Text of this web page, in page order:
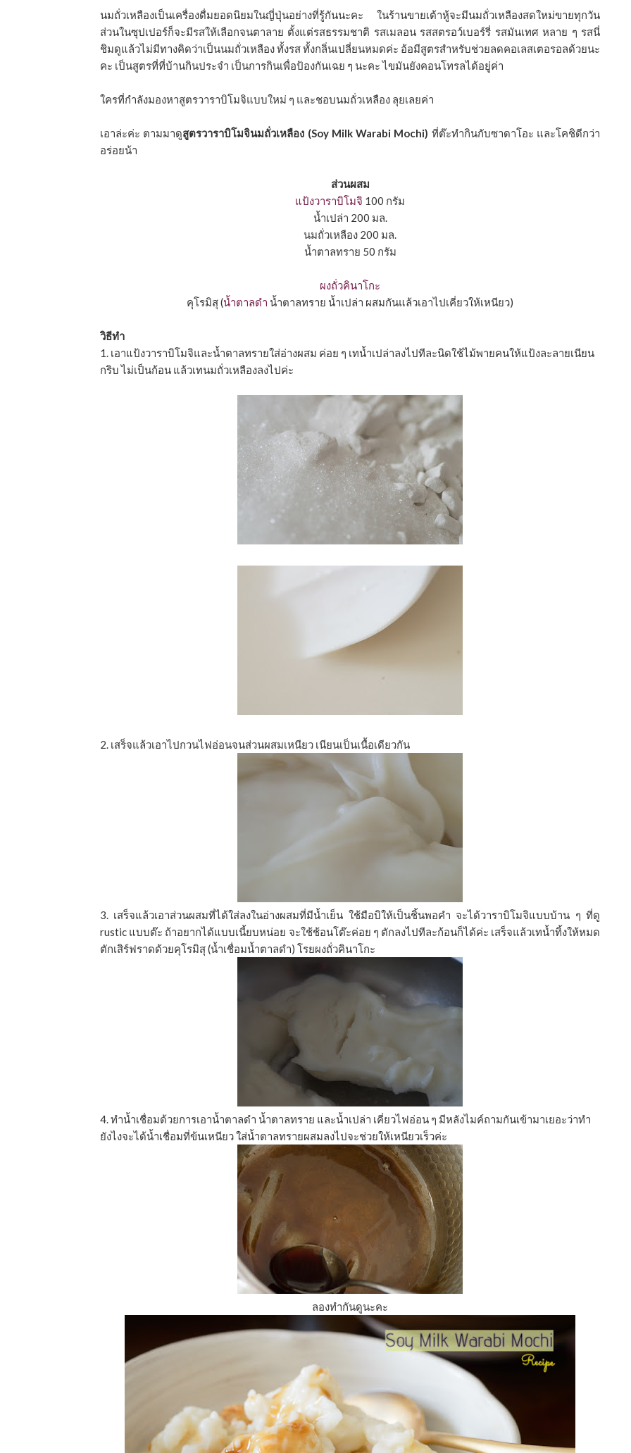
นมถั่วเหลืองเป็นเครื่องดื่มยอดนิยมในญี่ปุ่นอย่างที่รู้กันนะคะ ในร้านขายเต้าหู้จะมีนมถั่วเหลืองสดใหม่ขายทุกวัน
ส่วนในซุปเปอร์ก็จะมีรสให้เลือกจนตาลาย ตั้งแต่รสธรรมชาติ รสเมลอน รสสตรอว์เบอร์รี่ รสมันเทศ หลาย ๆ รสนี่
ชิมดูแล้วไม่มีทางคิดว่าเป็นนมถั่วเหลือง ทั้งรส ทั้งกลิ่นเปลี่ยนหมดค่ะ อ้อมีสูตรสำหรับช่วยลดคอเลสเตอรอลด้วยนะ
คะ เป็นสูตรที่ที่บ้านกินประจำ เป็นการกินเพื่อป้องกันเฉย ๆ นะคะ ไขมันยังคอนโทรลได้อยู่ค่า
ใครที่กำลังมองหาสูตรวาราบิโมจิแบบใหม่ ๆ และชอบนมถั่วเหลือง ลุยเลยค่า
เอาล่ะค่ะ ตามมาดูสูตรวาราบิโมจินมถั่วเหลือง (Soy Milk Warabi Mochi) ที่ต๊ะทำกินกับซาดาโอะ และโคชิดีกว่า
อร่อยน้า
ส่วนผสม
แป้งวาราบิโมจิ 100 กรัม
นํ้าเปล่า 200 มล.
นมถั่วเหลือง 200 มล.
นํ้าตาลทราย 50 กรัม
ผงถั่วคินาโกะ
คุโรมิสุ (นํ้าตาลดำ นํ้าตาลทราย นํ้าเปล่า ผสมกันแล้วเอาไปเคี่ยวให้เหนียว)
วิธีทำ
1. เอาแป้งวาราบิโมจิและนํ้าตาลทรายใส่อ่างผสม ค่อย ๆ เทนํ้าเปล่าลงไปทีละนิดใช้ไม้พายคนให้แป้งละลายเนียน
กริบ ไม่เป็นก้อน แล้วเทนมถั่วเหลืองลงไปค่ะ
2. เสร็จแล้วเอาไปกวนไฟอ่อนจนส่วนผสมเหนียว เนียนเป็นเนื้อเดียวกัน
3. เสร็จแล้วเอาส่วนผสมที่ได้ใส่ลงในอ่างผสมที่มีนํ้าเย็น ใช้มือบิให้เป็นชิ้นพอคำ จะได้วาราบิโมจิแบบบ้าน ๆ ที่ดู
rustic แบบต๊ะ ถ้าอยากได้แบบเนี้ยบหน่อย จะใช้ช้อนโต๊ะค่อย ๆ ตักลงไปทีละก้อนก็ได้ค่ะ เสร็จแล้วเทนํ้าทิ้งให้หมด
ตักเสิร์ฟราดด้วยคุโรมิสุ (นํ้าเชื่อมนํ้าตาลดำ) โรยผงถั่วคินาโกะ
4. ทำนํ้าเชื่อมด้วยการเอานํ้าตาลดำ นํ้าตาลทราย และนํ้าเปล่า เคี่ยวไฟอ่อน ๆ มีหลังไมค์ถามกันเข้ามาเยอะว่าทำ
ยังไงจะได้นํ้าเชื่อมที่ข้นเหนียว ใส่นํ้าตาลทรายผสมลงไปจะช่วยให้เหนียวเร็วค่ะ
ลองทำกันดูนะคะ